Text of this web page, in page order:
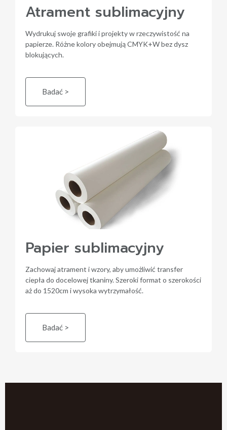
Atrament sublimacyjny
Wydrukuj swoje grafiki i projekty w rzeczywistość na
papierze. Różne kolory obejmują CMYK+W bez dysz
blokujących.
Badać >
Papier sublimacyjny
Zachowaj atrament i wzory, aby umożliwić transfer
ciepła do docelowej tkaniny. Szeroki format o szerokości
aż do 1520cm i wysoka wytrzymałość.
Badać >